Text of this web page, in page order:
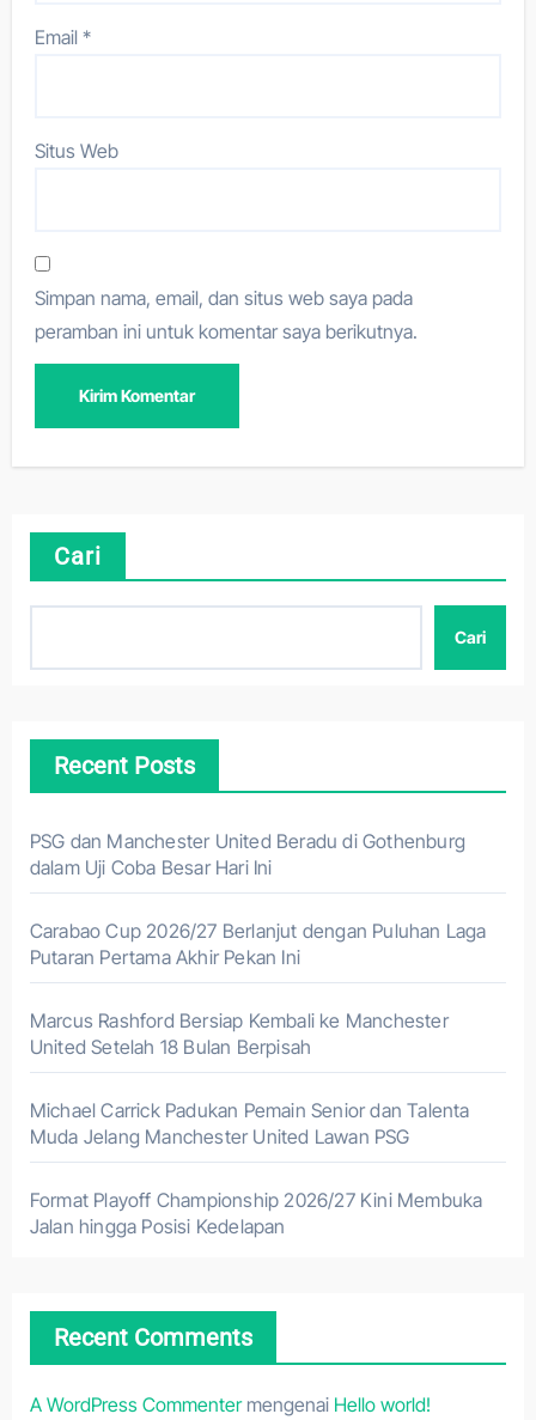
Email*
Situs Web
Simpan nama, email, dan situs web saya pada
peramban ini untuk komentar saya berikutnya.
Cari
Cari
Recent Posts
PSG dan Manchester United Beradu di Gothenburg
dalam Uji Coba Besar Hari Ini
Carabao Cup 2026/27 Berlanjut dengan Puluhan Laga
Putaran Pertama Akhir Pekan Ini
Marcus Rashford Bersiap Kembali ke Manchester
United Setelah 18 Bulan Berpisah
Michael Carrick Padukan Pemain Senior dan Talenta
Muda Jelang Manchester United Lawan PSG
Format Playoff Championship 2026/27 Kini Membuka
Jalan hingga Posisi Kedelapan
Recent Comments
A WordPress Commentermengenai Hello world!